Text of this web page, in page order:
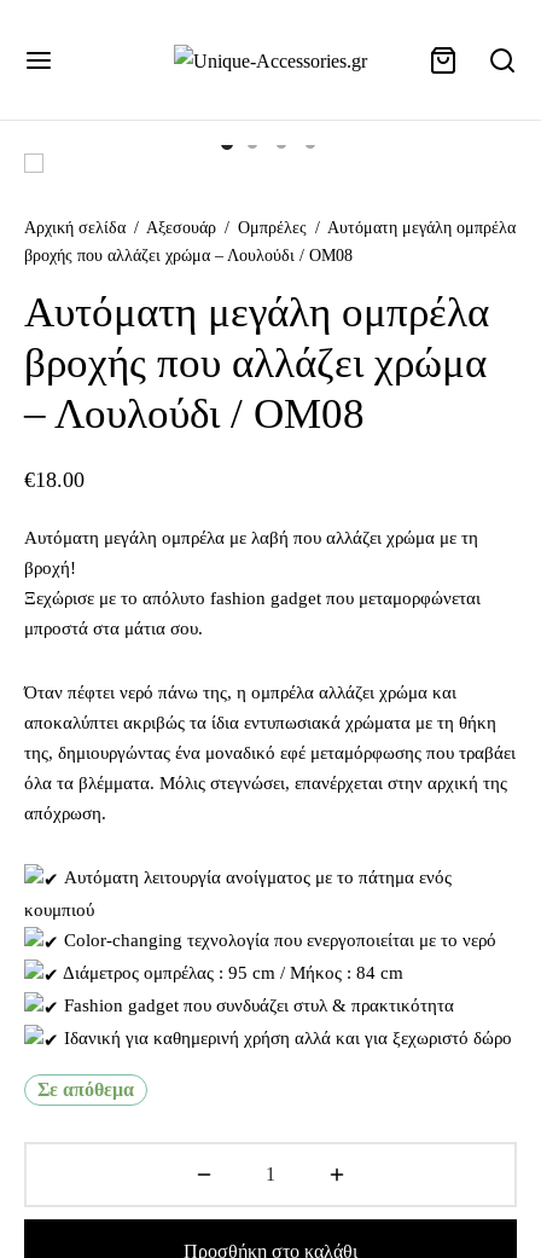
Αρχική σελίδα / Αξεσουάρ / Ομπρέλες / Αυτόματη μεγάλη ομπρέλα
βροχής που αλλάζει χρώμα – Λουλούδι / OM08
Αυτόματη μεγάλη ομπρέλα
βροχής που αλλάζει χρώμα
– Λουλούδι / OM08
€18.00
Αυτόματη μεγάλη ομπρέλα με λαβή που αλλάζει χρώμα με τη
βροχή!
Ξεχώρισε με το απόλυτο fashion gadget που μεταμορφώνεται
μπροστά στα μάτια σου.
Όταν πέφτει νερό πάνω της, η ομπρέλα αλλάζει χρώμα και
αποκαλύπτει ακριβώς τα ίδια εντυπωσιακά χρώματα με τη θήκη
της, δημιουργώντας ένα μοναδικό εφέ μεταμόρφωσης που τραβάει
όλα τα βλέμματα. Μόλις στεγνώσει, επανέρχεται στην αρχική της
απόχρωση.
Αυτόματη λειτουργία ανοίγματος με το πάτημα ενός
κουμπιού
Color-changing τεχνολογία που ενεργοποιείται με το νερό
Διάμετρος ομπρέλας : 95 cm / Μήκος : 84 cm
Fashion gadget που συνδυάζει στυλ & πρακτικότητα
Ιδανική για καθημερινή χρήση αλλά και για ξεχωριστό δώρο
Σε απόθεμα
Προσθήκη στο καλάθι